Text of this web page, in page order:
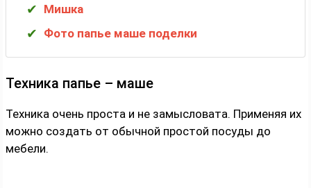
Мишка
Фото папье маше поделки
Техника папье – маше
Техника очень проста и не замысловата. Применяя их
можно создать от обычной простой посуды до
мебели.